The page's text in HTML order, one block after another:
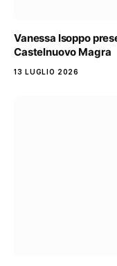
Vanessa Isoppo
Castelnuovo Magra
13 LUGLIO 2026